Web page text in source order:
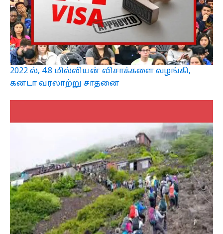
2022 ல், 4.8 மில்லியன் விசாக்களை வழங்கி,
கனடா வரலாற்று சாதனை